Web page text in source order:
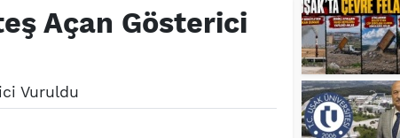
Açan Gösterici
Vuruldu